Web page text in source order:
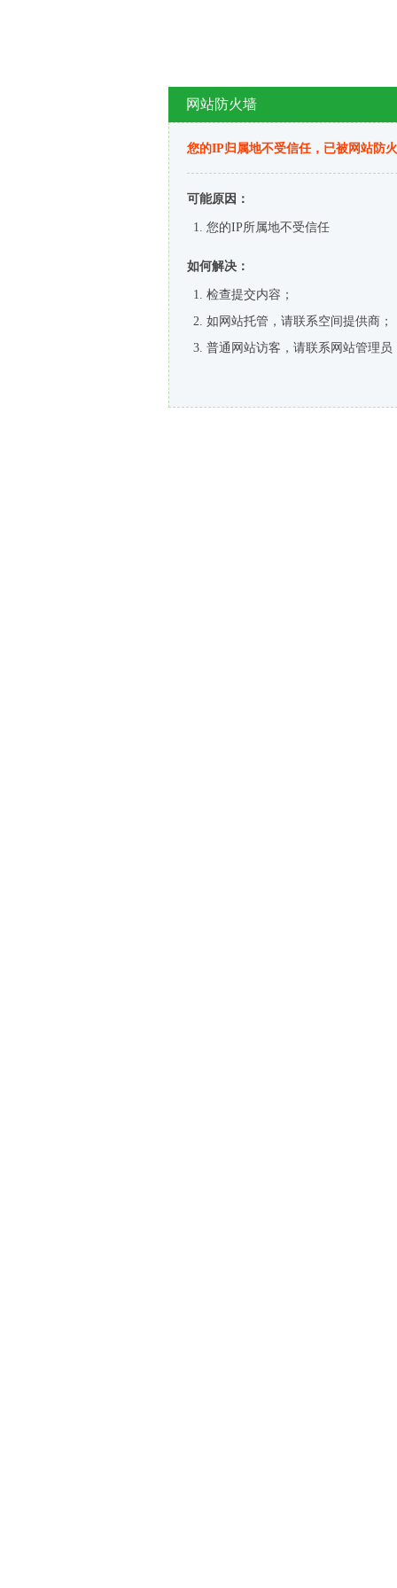
网站防火墙
您的IP归属地不受信任，已被网站防
可能原因：
您的IP所属地不受信任
如何解决：
检查提交内容；
如网站托管，请联系空间提供商；
普通网站访客，请联系网站管理员